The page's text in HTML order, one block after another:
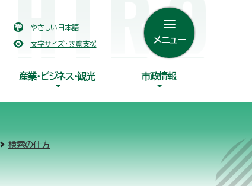
やさしい日本語
文字サイズ・閲覧支援 メニュー
産業・ビジネス・観光 市政情報
検索の仕方